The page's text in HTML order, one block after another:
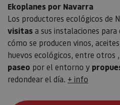
Ekoplanes por Navarra
Los productores ecológicos de
visitasa sus instalaciones
cómo se producen vinos,
huevos ecológicos, entre otros
paseo por el entorno y
redondear el día. + info